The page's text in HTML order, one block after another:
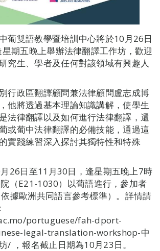
葡雙語教學暨培訓中心將於10月26日
期五晚上舉辦法律翻譯工作坊，歡迎
究生、學者及任何對該領域有興趣人
行政區翻譯顧問兼法律顧問盧志成博
他將透過基本理論知識講解，使學生
法律翻譯以及如何進行法律翻譯，還
或葡中法律翻譯的必備技能，通過這
實踐練習深入探討其獨特性和特殊
26日至11月30日，逢星期五晚上7時
（E21-1030）以葡語進行，參加者
據歐洲共同語言參考標準）。詳情請
portuguese/fah-dport-
legal-translation-workshop-中
/ ，報名截止日期為10月23日。